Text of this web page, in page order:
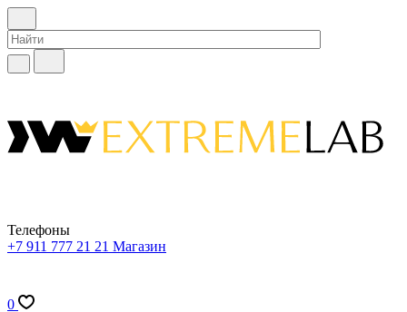
Телефоны
+7 911 777 21 21 Магазин
0